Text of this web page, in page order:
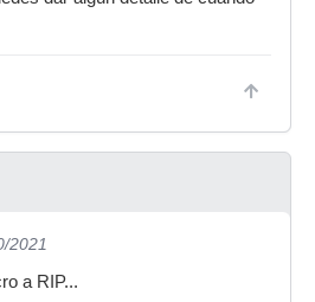
2021
a RIP...